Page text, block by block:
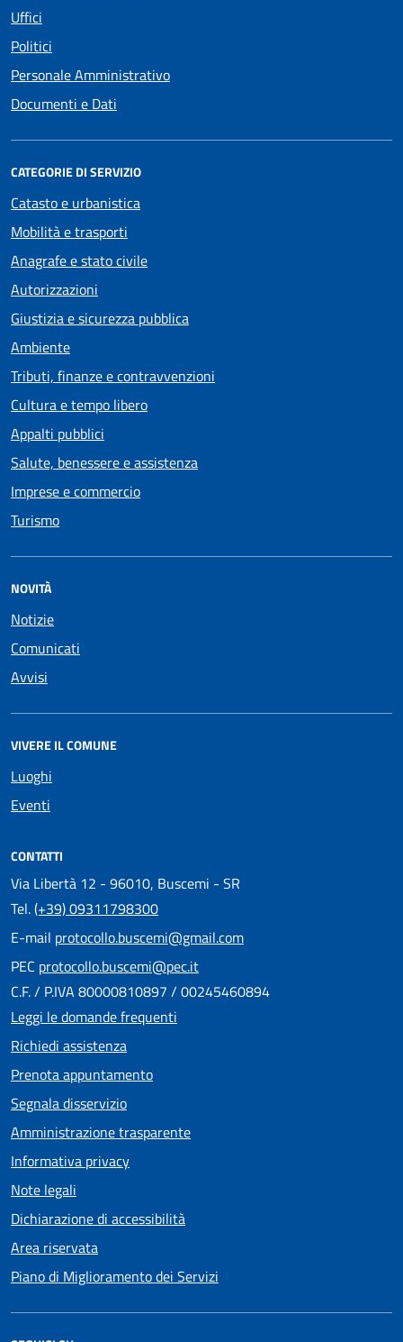
Uffici
Politici
Personale Amministrativo
Documenti e Dati
CATEGORIE DI SERVIZIO
Catasto e urbanistica
Mobilità e trasporti
Anagrafe e stato civile
Autorizzazioni
Giustizia e sicurezza pubblica
Ambiente
Tributi, finanze e contravvenzioni
Cultura e tempo libero
Appalti pubblici
Salute, benessere e assistenza
Imprese e commercio
Turismo
NOVITÀ
Notizie
Comunicati
Avvisi
VIVERE IL COMUNE
Luoghi
Eventi
CONTATTI
Via Libertà 12 - 96010, Buscemi - SR
Tel.(+39) 09311798300
E-mail protocollo.buscemi@gmail.com
PEC protocollo.buscemi@pec.it
C.F. / P.IVA 80000810897 / 00245460894
Leggi le domande frequenti
Richiedi assistenza
Prenota appuntamento
Segnala disservizio
Amministrazione trasparente
Informativa privacy
Note legali
Dichiarazione di accessibilità
Area riservata
Piano di Miglioramento dei Servizi